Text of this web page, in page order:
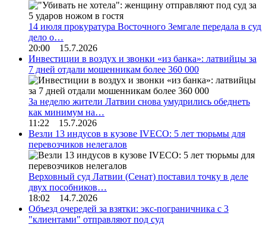
14 июля прокуратура Восточного Земгале передала в суд
дело о…
20:00 15.7.2026
Инвестиции в воздух и звонки «из банка»: латвийцы за
7 дней отдали мошенникам более 360 000
За неделю жители Латвии снова умудрились обеднеть
как минимум на…
11:22 15.7.2026
Везли 13 индусов в кузове IVECO: 5 лет тюрьмы для
перевозчиков нелегалов
Верховный суд Латвии (Сенат) поставил точку в деле
двух пособников…
18:02 14.7.2026
Объезд очередей за взятки: экс-пограничника с 3
"клиентами" отправляют под суд